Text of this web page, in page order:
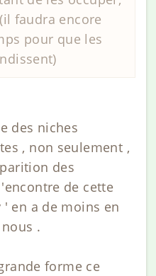
faudra encore
pour que les
des niches
, non seulement ,
des
de cette
en a de moins en
.
forme ce